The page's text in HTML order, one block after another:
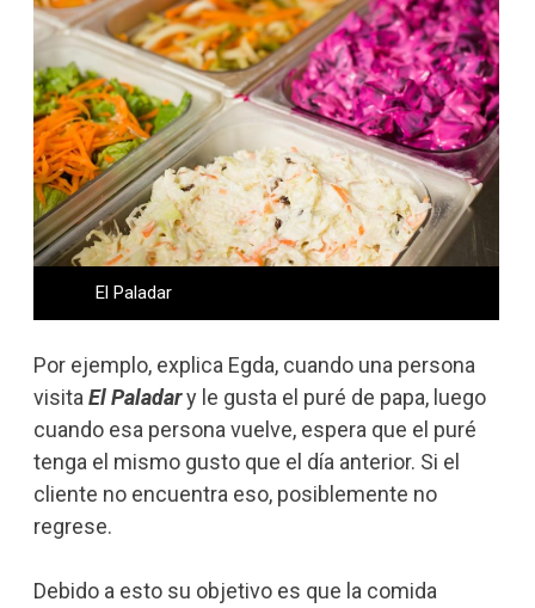
El Paladar
Por ejemplo, explica Egda, cuando una persona
visita El Paladary le gusta el puré de papa, luego
cuando esa persona vuelve, espera que el puré
tenga el mismo gusto que el día anterior. Si el
cliente no encuentra eso, posiblemente no
regrese.
Debido a esto su objetivo es que la comida